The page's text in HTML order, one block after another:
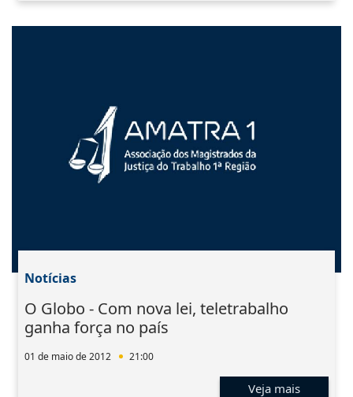
Notícias
O Globo - Com nova lei, teletrabalho
ganha força no país
01 de maio de 2012 21:00
Veja mais